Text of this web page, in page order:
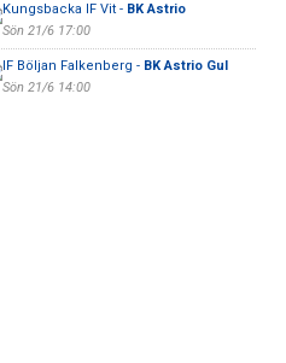
Kungsbacka IF Vit - BK Astrio
Sön 21/6 17:00
IF Böljan Falkenberg - BK Astrio Gul
Sön 21/6 14:00